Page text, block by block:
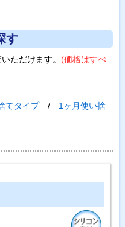
す
ただけます。 (価格はすべ
てタイプ/ 1ヶ月使い捨